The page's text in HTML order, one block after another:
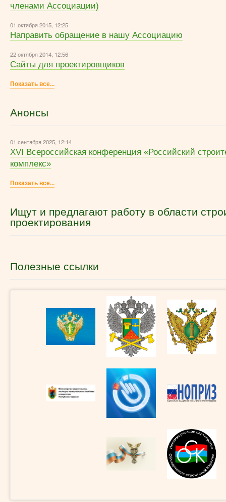
членами Ассоциации)
01 октября 2015, 12:25
Направить обращение в нашу Ассоциацию
22 октября 2014, 12:56
Сайты для проектировщиков
Показать все...
Анонсы
01 сентября 2025, 12:14
XVI Всероссийская конференция «Российский
комплекс»
Показать все...
Ищут и предлагают работу в области
проектирования
Полезные ссылки